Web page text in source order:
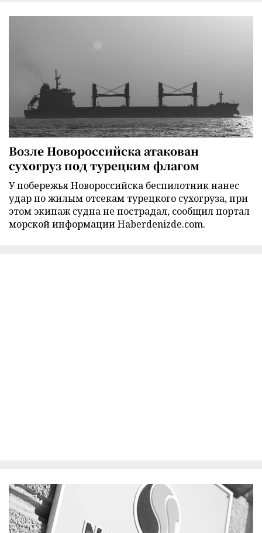
Возле Новороссийска атакован
сухогруз под турецким флагом
У побережья Новороссийска беспилотник нанес
удар по жилым отсекам турецкого сухогруза, при
этом экипаж судна не пострадал, сообщил портал
морской информации Haberdenizde.com.